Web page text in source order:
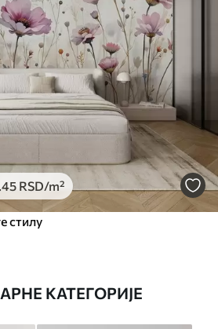
.45 RSD/m²
стилу
КАТЕГОРИЈЕ